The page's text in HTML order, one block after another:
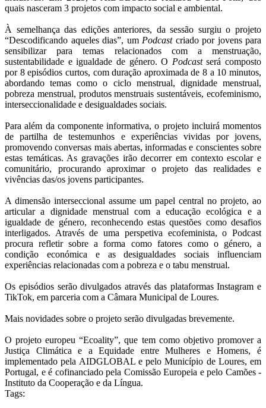
quais nasceram 3 projetos com impacto social e ambiental.
À semelhança das edições anteriores, da sessão surgiu o projeto
“Descodificando aqueles dias”, um Podcastcriado por jovens para
sensibilizar para temas relacionados com a menstruação,
sustentabilidade e igualdade de género. O Podcastserá composto
por 8 episódios curtos, com duração aproximada de 8 a 10 minutos,
abordando temas como o ciclo menstrual, dignidade menstrual,
pobreza menstrual, produtos menstruais sustentáveis, ecofeminismo,
interseccionalidade e desigualdades sociais.
Para além da componente informativa, o projeto incluirá momentos
de partilha de testemunhos e experiências vividas por jovens,
promovendo conversas mais abertas, informadas e conscientes sobre
estas temáticas. As gravações irão decorrer em contexto escolar e
comunitário, procurando aproximar o projeto das realidades e
vivências das/os jovens participantes.
A dimensão interseccional assume um papel central no projeto, ao
articular a dignidade menstrual com a educação ecológica e a
igualdade de género, reconhecendo estas questões como desafios
interligados. Através de uma perspetiva ecofeminista, o Podcast
procura refletir sobre a forma como fatores como o género, a
condição económica e as desigualdades sociais influenciam
experiências relacionadas com a pobreza e o tabu menstrual.
Os episódios serão divulgados através das plataformas Instagram e
TikTok, em parceria com a Câmara Municipal de Loures.
Mais novidades sobre o projeto serão divulgadas brevemente.
O projeto europeu “Ecoality”, que tem como objetivo promover a
Justiça Climática e a Equidade entre Mulheres e Homens, é
implementado pela AIDGLOBAL e pelo Município de Loures, em
Portugal, e é cofinanciado pela Comissão Europeia e pelo Camões -
Instituto da Cooperação e da Língua.
Tags: